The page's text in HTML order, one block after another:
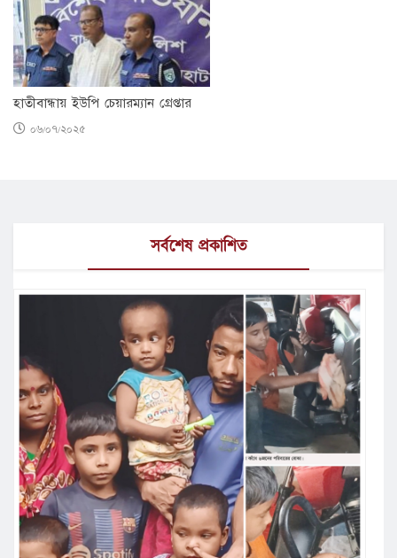
হাতীবান্ধায় ইউপি চেয়ারম্যান গ্রেপ্তার
০৬/০৭/২০২৫
সর্বশেষ প্রকাশিত